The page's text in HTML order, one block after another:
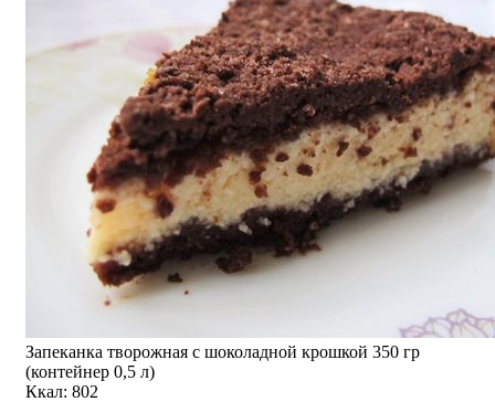
Запеканка творожная с шоколадной крошкой 350 гр
(контейнер 0,5 л)
Ккал: 802